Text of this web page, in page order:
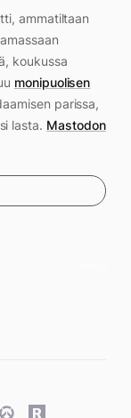
ammatiltaan
koukussa
monipuolisen
parissa,
lasta. Mastodon
Overwatch
Rawg.io